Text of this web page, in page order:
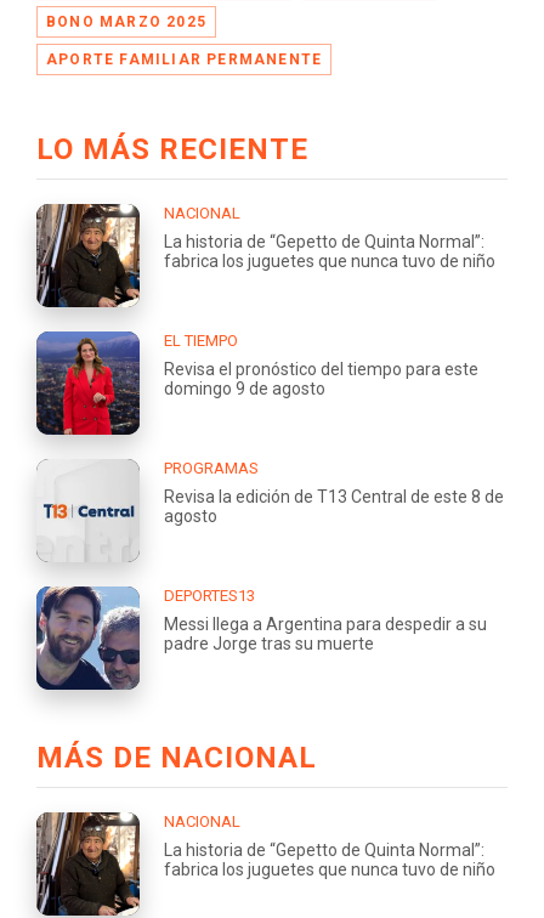
BONO MARZO 2025
APORTE FAMILIAR PERMANENTE
LO MÁS RECIENTE
NACIONAL
La historia de “Gepetto de Quinta Normal”:
fabrica los juguetes que nunca tuvo de niño
EL TIEMPO
Revisa el pronóstico del tiempo para este
domingo 9 de agosto
PROGRAMAS
Revisa la edición de T13 Central de este 8 de
agosto
DEPORTES13
Messi llega a Argentina para despedir a su
padre Jorge tras su muerte
MÁS DE NACIONAL
NACIONAL
La historia de “Gepetto de Quinta Normal”:
fabrica los juguetes que nunca tuvo de niño